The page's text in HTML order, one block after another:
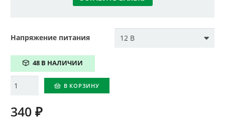
Напряжение питания
48 В НАЛИЧИИ
Количество В КОРЗИНУ
340 ₽